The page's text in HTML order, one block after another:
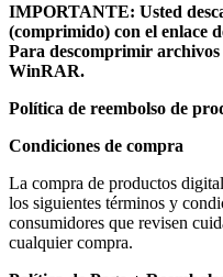
IMPORTANTE: Usted
(comprimido) con el enlace
Para descomprimir
WinRAR.
Política de reembolso de
Condiciones de compra
La compra de productos
los siguientes términos y
consumidores que revisen
cualquier compra.